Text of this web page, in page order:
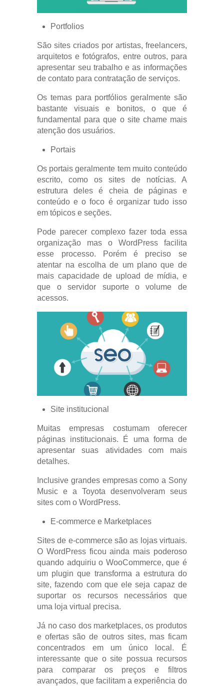
Portfolios
São sites criados por artistas, freelancers,
arquitetos e fotógrafos, entre outros, para
apresentar seu trabalho e as informações
de contato para contratação de serviços.
Os temas para portfólios geralmente são
bastante visuais e bonitos, o que é
fundamental para que o site chame mais
atenção dos usuários.
Portais
Os portais geralmente tem muito conteúdo
escrito, como os sites de notícias. A
estrutura deles é cheia de páginas e
conteúdo e o foco é organizar tudo isso
em tópicos e seções.
Pode parecer complexo fazer toda essa
organização mas o WordPress facilita
esse processo. Porém é preciso se
atentar na escolha de um plano que de
mais capacidade de upload de mídia, e
que o servidor suporte o volume de
acessos.
Site institucional
Muitas empresas costumam oferecer
páginas institucionais. É uma forma de
apresentar suas atividades com mais
detalhes.
Inclusive grandes empresas como a Sony
Music e a Toyota desenvolveram seus
sites com o WordPress.
E-commerce e Marketplaces
Sites de e-commerce são as lojas virtuais.
O WordPress ficou ainda mais poderoso
quando adquiriu o WooCommerce, que é
um plugin que transforma a estrutura do
site, fazendo com que ele seja capaz de
suportar os recursos necessários que
uma loja virtual precisa.
Já no caso dos marketplaces, os produtos
e ofertas são de outros sites, mas ficam
concentrados em um único local. É
interessante que o site possua recursos
para comparar os preços e filtros
avançados, que facilitam a experiência do